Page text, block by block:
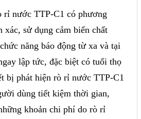
rỉ nước TTP-C1 có phương
xác, sử dụng cảm biến chất
năng báo động từ xa và tại
lập tức, đặc biệt có tuổi thọ
bị phát hiện rò rỉ nước TTP-C1
dùng tiết kiệm thời gian,
khoản chi phí do rò rỉ